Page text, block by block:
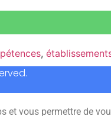
,
et vous permettre de